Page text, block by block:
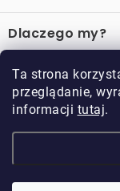
Ta strona
przeglądanie,
informacji tutaj.
t
o
p
a
Dlaczego my?
Ważne linki
Sprzedaż hurtowa
Przykładowy sklep
O zakupie
Regulamin
Regulamin
Doppler CZ spol.